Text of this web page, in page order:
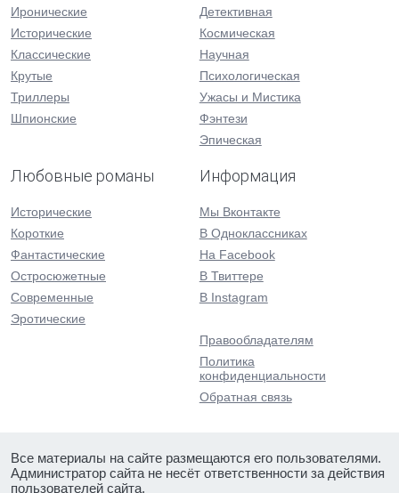
Иронические
Исторические
Классические
Крутые
Триллеры
Шпионские
Детективная
Космическая
Научная
Психологическая
Ужасы и Мистика
Фэнтези
Эпическая
Любовные романы
Исторические
Короткие
Фантастические
Остросюжетные
Современные
Эротические
Информация
Мы Вконтакте
В Одноклассниках
На Facebook
В Твиттере
В Instagram
Правообладателям
Политика
конфиденциальности
Обратная связь
Все материалы на сайте размещаются его пользователями.
Администратор сайта не несёт ответственности за действия
пользователей сайта.